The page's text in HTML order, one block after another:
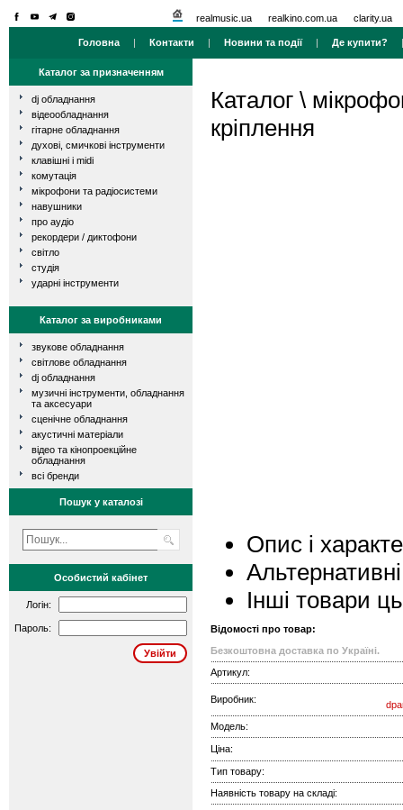
realmusic.ua realkino.com.ua clarity.ua
Головна | Контакти | Новини та події| Де купити?
Каталог за призначенням
dj обладнання
відеообладнання
гітарне обладнання
духові, смичкові інструменти
клавішні і midi
комутація
мікрофони та радіосистеми
навушники
про аудіо
рекордери / диктофони
світло
студія
ударні інструменти
Каталог за виробниками
звукове обладнання
світлове обладнання
dj обладнання
музичні інструменти, обладнання
та аксесуари
сценічне обладнання
акустичні матеріали
відео та кінопроекційне
обладнання
всі бренди
Пошук у каталозі
Особистий кабінет
Логін:
Пароль:
Каталог \
кріплення
Опис і
Інші товари
Відомості про товар:
Безкоштовна доставка по Україні.
Артикул:
Виробник:
Модель:
Ціна:
Тип товару:
Наявність товару на складі: